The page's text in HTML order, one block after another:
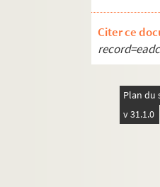
233 v°.
234.
234 v°.
236 v°.
237
239.
Citer ce
Plan du
v 31.1.0